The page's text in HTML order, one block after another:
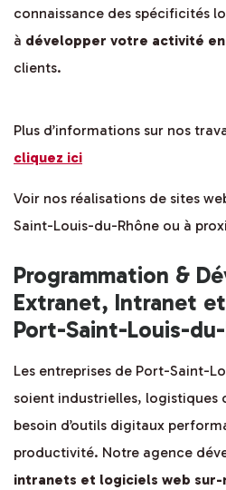
connaissance des spécificités
à développer votre activité
clients.
Plus d’informations sur nos
cliquez ici
Voir nos réalisations de sites
Saint-Louis-du-Rhône ou à
Programmation &
Extranet, Intranet
Port-Saint-Louis-
Les entreprises de Port-Saint-
soient industrielles, logistiques
besoin d’outils digitaux
productivité. Notre agence
intranets et logiciels web sur-